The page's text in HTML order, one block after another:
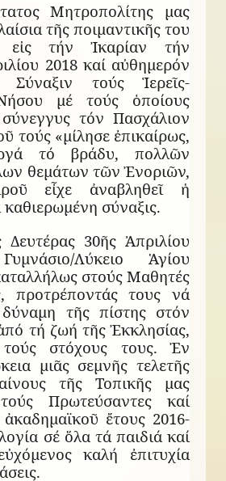
Μητροπολίτης μας
τῆς ποιμαντικῆς του
εἰς τήν Ἰκαρίαν τήν
2018 καί αὐθημερόν
Σύναξιν τούς Ἱερεῖς-
μέ τούς ὁποίους
τόν Πασχάλιον
τούς «μίλησε ἐπικαίρως,
τό βράδυ, πολλῶν
θεμάτων τῶν Ἐνοριῶν,
εἶχε ἀναβληθεῖ ἡ
σύναξις.
30ῆς Ἀπριλίου
Λύκειο Ἁγίου
στούς Μαθητές
προτρέποντάς τους νά
τῆς πίστης στόν
τή ζωή τῆς Ἐκκλησίας,
στόχους τους. Ἐν
μιᾶς σεμνῆς τελετῆς
τῆς Τοπικῆς μας
Πρωτεύσαντες καί
ἔτους 2016-
σέ ὅλα τά παιδιά καί
καλή ἐπιτυχία